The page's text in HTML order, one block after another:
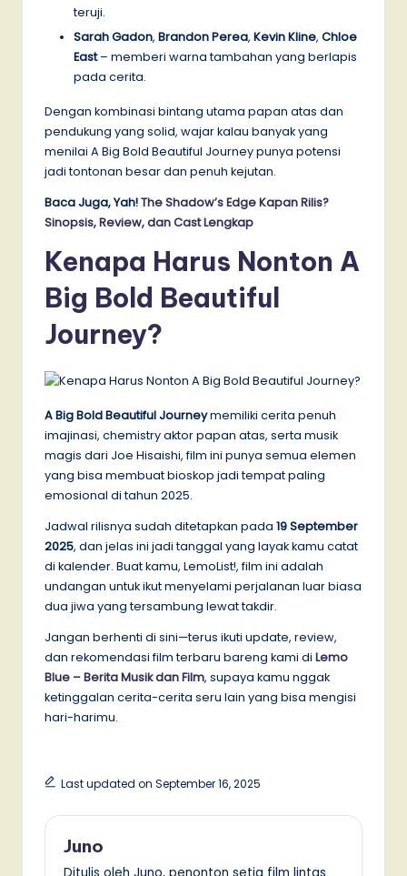
teruji.
Sarah Gadon, Brandon Perea, Kevin Kline, Chloe
East– memberi warna tambahan yang berlapis
pada cerita.
Dengan kombinasi bintang utama papan atas dan
pendukung yang solid, wajar kalau banyak yang
menilai A Big Bold Beautiful Journey punya potensi
jadi tontonan besar dan penuh kejutan.
Baca Juga, Yah!The Shadow’s Edge Kapan Rilis?
Sinopsis, Review, dan Cast Lengkap
Kenapa Harus Nonton A
Big Bold Beautiful
Journey?
A Big Bold Beautiful Journeymemiliki cerita penuh
imajinasi, chemistry aktor papan atas, serta musik
magis dari Joe Hisaishi, film ini punya semua elemen
yang bisa membuat bioskop jadi tempat paling
emosional di tahun 2025.
Jadwal rilisnya sudah ditetapkan pada 19 September
2025, dan jelas ini jadi tanggal yang layak kamu catat
di kalender. Buat kamu, LemoList!, film ini adalah
undangan untuk ikut menyelami perjalanan luar biasa
dua jiwa yang tersambung lewat takdir.
Jangan berhenti di sini—terus ikuti update, review,
dan rekomendasi film terbaru bareng kami di Lemo
Blue – Berita Musik dan Film, supaya kamu nggak
ketinggalan cerita-cerita seru lain yang bisa mengisi
hari-harimu.
Last updated on September 16, 2025
Juno